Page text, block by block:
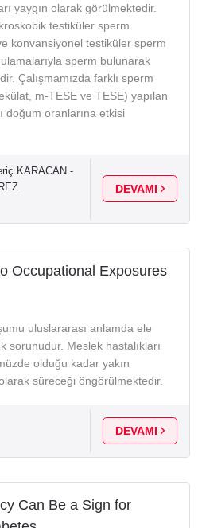
yaygın olarak görülmektedir.
testiküler sperm
konvansiyonel testiküler sperm
sperm bulunarak
Çalışmamızda farklı sperm
m-TESE ve TESE) yapılan
doğum oranlarına etkisi
KARACAN -
DEVAMI
Occupational Exposures
uluslararası anlamda ele
sorunudur. Meslek hastalıkları
olduğu kadar yakın
süreceği öngörülmektedir.
DEVAMI
Can Be a Sign for